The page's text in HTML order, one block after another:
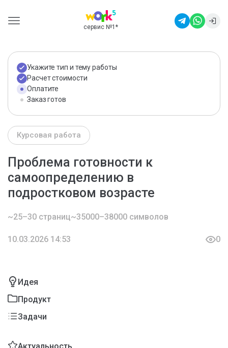
сервис №1 *
Укажите тип и тему работы
Расчет стоимости
Оплатите
Заказ готов
Курсовая работа
Проблема готовности к
самоопределению в
подростковом возрасте
~25–30 страниц~35000–38000 символов
10.03.2026 14:53 0
Идея
Продукт
Задачи